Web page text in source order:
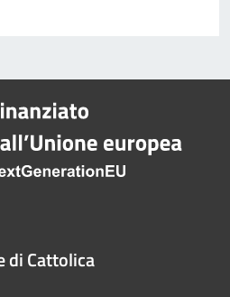
di Cattolica